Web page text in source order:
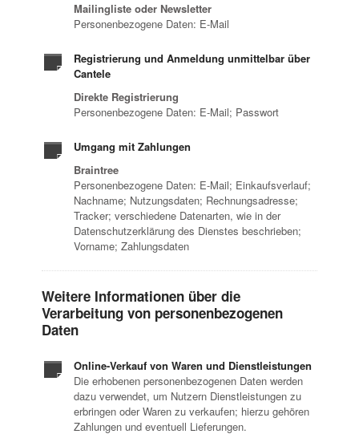
Mailingliste oder Newsletter
Personenbezogene Daten: E-Mail
Registrierung und Anmeldung unmittelbar über
Cantele
Direkte Registrierung
Personenbezogene Daten: E-Mail; Passwort
Umgang mit Zahlungen
Braintree
Personenbezogene Daten: E-Mail; Einkaufsverlauf;
Nachname; Nutzungsdaten; Rechnungsadresse;
Tracker; verschiedene Datenarten, wie in der
Datenschutzerklärung des Dienstes beschrieben;
Vorname; Zahlungsdaten
Weitere Informationen über die
Verarbeitung von personenbezogenen
Daten
Online-Verkauf von Waren und Dienstleistungen
Die erhobenen personenbezogenen Daten werden
dazu verwendet, um Nutzern Dienstleistungen zu
erbringen oder Waren zu verkaufen; hierzu gehören
Zahlungen und eventuell Lieferungen.